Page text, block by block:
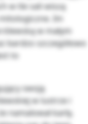
w tle sali wiszą
Im
w małym
bardzo szczegółowo
to
swoją
w lustrze i
namalował karły,